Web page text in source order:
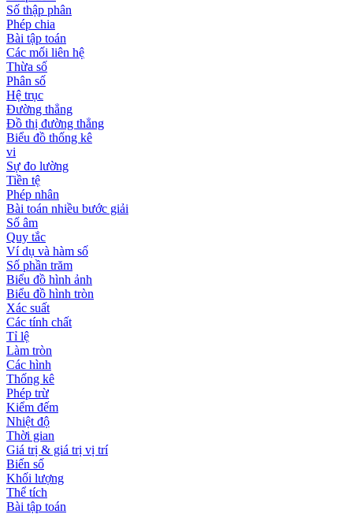
Số thập phân
Phép chia
Bài tập toán
Các mối liên hệ
Thừa số
Phân số
Hệ trục
Đường thẳng
Đồ thị đường thẳng
Biểu đồ thống kê
vi
Sự đo lường
Tiền tệ
Phép nhân
Bài toán nhiều bước giải
Số âm
Quy tắc
Ví dụ và hàm số
Số phần trăm
Biểu đồ hình ảnh
Biểu đồ hình tròn
Xác suất
Các tính chất
Tỉ lệ
Làm tròn
Các hình
Thống kê
Phép trừ
Kiểm đếm
Nhiệt độ
Thời gian
Giá trị & giá trị vị trí
Biến số
Khối lượng
Thể tích
Bài tập toán